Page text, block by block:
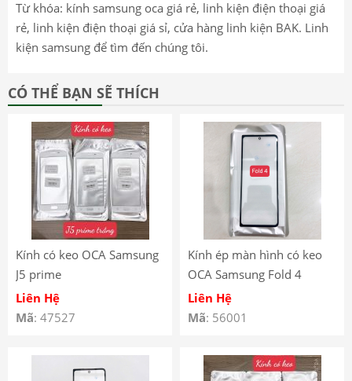
Từ khóa: kính samsung oca giá rẻ, linh kiện điện thoại giá
rẻ, linh kiện điện thoại giá sỉ, cửa hàng linh kiện BAK. Linh
kiện samsung để tìm đến chúng tôi.
CÓ THỂ BẠN SẼ THÍCH
Kính có keo OCA Samsung
J5 prime
Liên Hệ
Mã: 47527
Kính ép màn hình có keo
OCA Samsung Fold 4
Liên Hệ
Mã: 56001